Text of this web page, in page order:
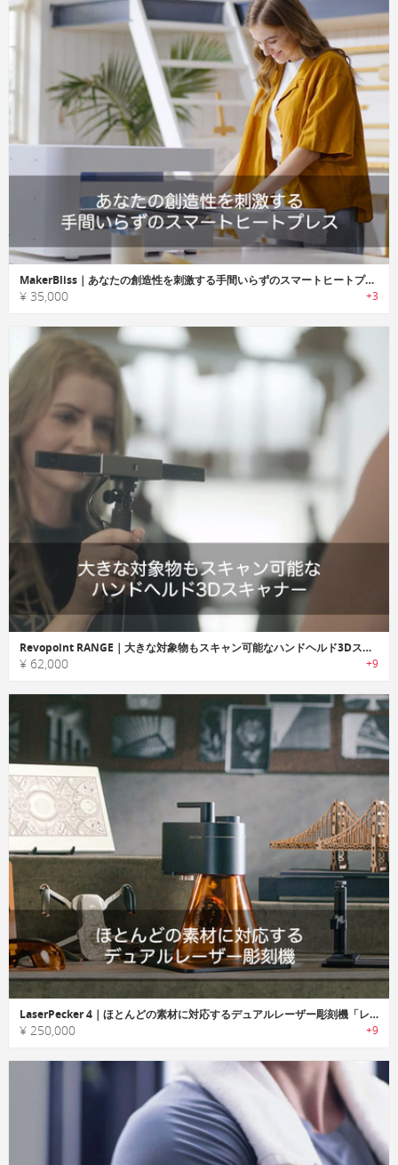
MakerBliss｜あなたの創造性を刺激する手間いらずのスマートヒートプレス「メイカーブリス」
¥ 35,000 +3
Revopoint RANGE｜大きな対象物もスキャン可能なハンドヘルド3Dスキャナー「レブポイントレンジ」
¥ 62,000 +9
LaserPecker 4｜ほとんどの素材に対応するデュアルレーザー彫刻機「レーザーペッカー4」
¥ 250,000 +9